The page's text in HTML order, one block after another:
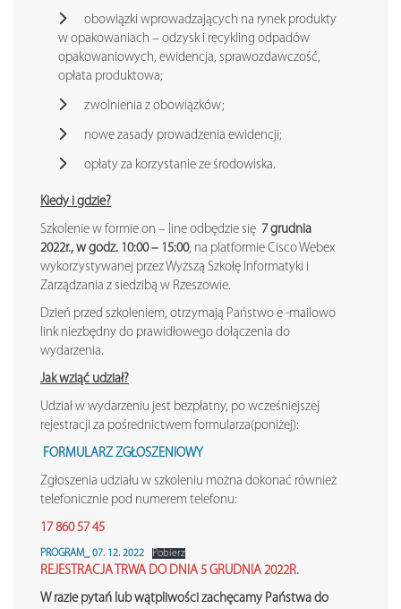
obowiązki wprowadzających na rynek produkty
w opakowaniach – odzysk i recykling odpadów
opakowaniowych, ewidencja, sprawozdawczość,
opłata produktowa;
zwolnienia z obowiązków;
nowe zasady prowadzenia ewidencji;
opłaty za korzystanie ze środowiska.
Kiedy i gdzie?
Szkolenie w formie on – line odbędzie się 7 grudnia
2022r., w godz. 10:00 – 15:00, na platformie Cisco Webex
wykorzystywanej przez Wyższą Szkołę Informatyki i
Zarządzania z siedzibą w Rzeszowie.
Dzień przed szkoleniem, otrzymają Państwo e -mailowo
link niezbędny do prawidłowego dołączenia do
wydarzenia.
Jak wziąć udział?
Udział w wydarzeniu jest bezpłatny, po wcześniejszej
rejestracji za pośrednictwem formularza(poniżej):
FORMULARZ ZGŁOSZENIOWY
Zgłoszenia udziału w szkoleniu można dokonać również
telefonicznie pod numerem telefonu:
17 860 57 45
PROGRAM_ 07. 12. 2022 Pobierz
REJESTRACJA TRWA DO DNIA 5 GRUDNIA 2022R.
W razie pytań lub wątpliwości zachęcamy Państwa do